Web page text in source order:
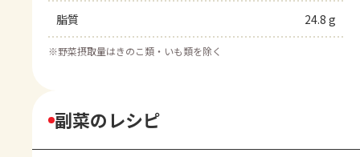
脂質 24.8 g
※野菜摂取量はきのこ類・いも類を除く
副菜のレシピ